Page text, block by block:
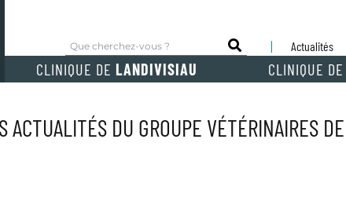
Actualités
CLINIQUE DE LANDIVISIAU CLINIQUE DE
ACTUALITÉS DU GROUPE VÉTÉRINAIRES